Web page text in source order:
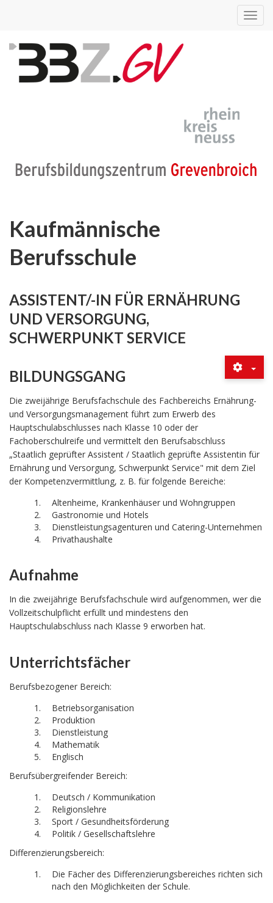
Kaufmännische
Berufsschule
ASSISTENT/-IN FÜR ERNÄHRUNG
UND VERSORGUNG,
SCHWERPUNKT SERVICE
BILDUNGSGANG
Die zweijährige Berufsfachschule des Fachbereichs Ernährung-
und Versorgungsmanagement führt zum Erwerb des
Hauptschulabschlusses nach Klasse 10 oder der
Fachoberschulreife und vermittelt den Berufsabschluss
„Staatlich geprüfter Assistent / Staatlich geprüfte Assistentin für
Ernährung und Versorgung, Schwerpunkt Service" mit dem Ziel
der Kompetenzvermittlung, z. B. für folgende Bereiche:
Altenheime, Krankenhäuser und Wohngruppen
Gastronomie und Hotels
Dienstleistungsagenturen und Catering-Unternehmen
Privathaushalte
Aufnahme
In die zweijährige Berufsfachschule wird aufgenommen, wer die
Vollzeitschulpflicht erfüllt und mindestens den
Hauptschulabschluss nach Klasse 9 erworben hat.
Unterrichtsfächer
Berufsbezogener Bereich:
Betriebsorganisation
Produktion
Dienstleistung
Mathematik
Englisch
Berufsübergreifender Bereich:
Deutsch / Kommunikation
Religionslehre
Sport / Gesundheitsförderung
Politik / Gesellschaftslehre
Differenzierungsbereich:
Die Fächer des Differenzierungsbereiches richten sich
nach den Möglichkeiten der Schule.